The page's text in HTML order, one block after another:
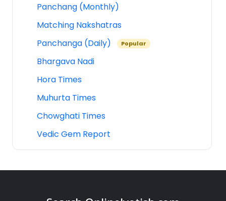
Panchang (Monthly)
Matching Nakshatras
Panchanga (Daily)
Popular
Bhargava Nadi
Hora Times
Muhurta Times
Chowghati Times
Vedic Gem Report